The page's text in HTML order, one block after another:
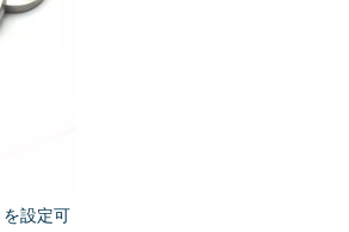
ロングストロークスプリングプランジャ 標
設定可